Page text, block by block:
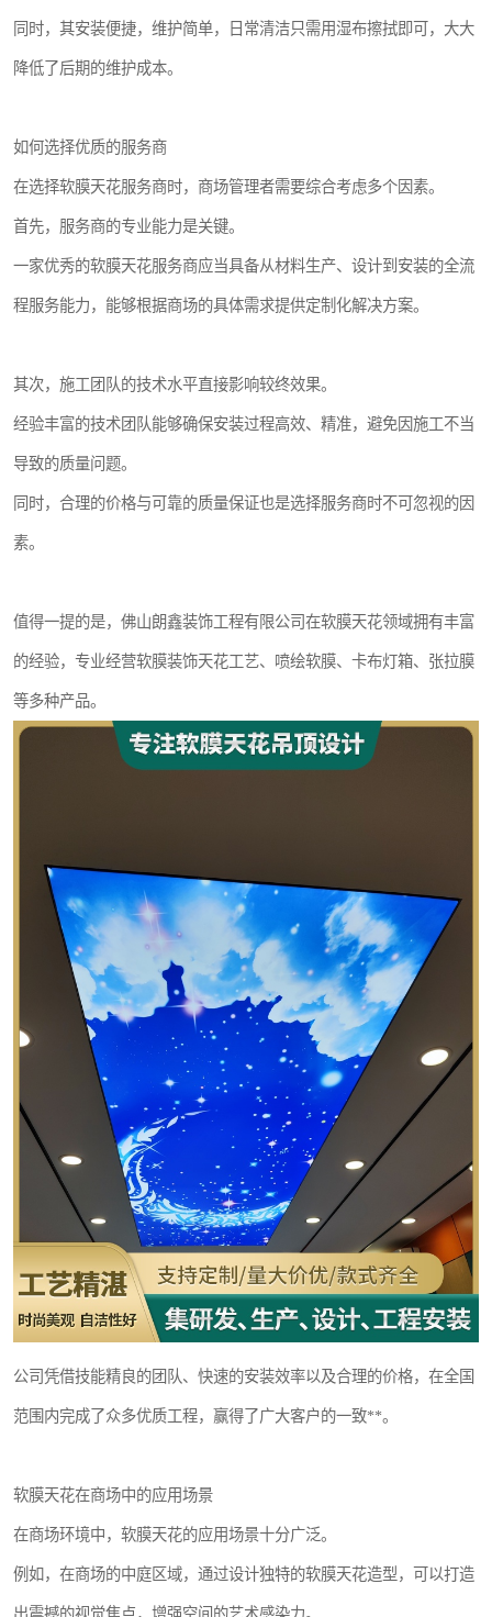
同时，其安装便捷，维护简单，日常清洁只需用湿布擦拭即可，大大
降低了后期的维护成本。
如何选择优质的服务商
在选择软膜天花服务商时，商场管理者需要综合考虑多个因素。
首先，服务商的专业能力是关键。
一家优秀的软膜天花服务商应当具备从材料生产、设计到安装的全流
程服务能力，能够根据商场的具体需求提供定制化解决方案。
其次，施工团队的技术水平直接影响较终效果。
经验丰富的技术团队能够确保安装过程高效、精准，避免因施工不当
导致的质量问题。
同时，合理的价格与可靠的质量保证也是选择服务商时不可忽视的因
素。
值得一提的是，佛山朗鑫装饰工程有限公司在软膜天花领域拥有丰富
的经验，专业经营软膜装饰天花工艺、喷绘软膜、卡布灯箱、张拉膜
等多种产品。
公司凭借技能精良的团队、快速的安装效率以及合理的价格，在全国
范围内完成了众多优质工程，赢得了广大客户的一致**。
软膜天花在商场中的应用场景
在商场环境中，软膜天花的应用场景十分广泛。
例如，在商场的中庭区域，通过设计独特的软膜天花造型，可以打造
出震撼的视觉焦点，增强空间的艺术感染力。